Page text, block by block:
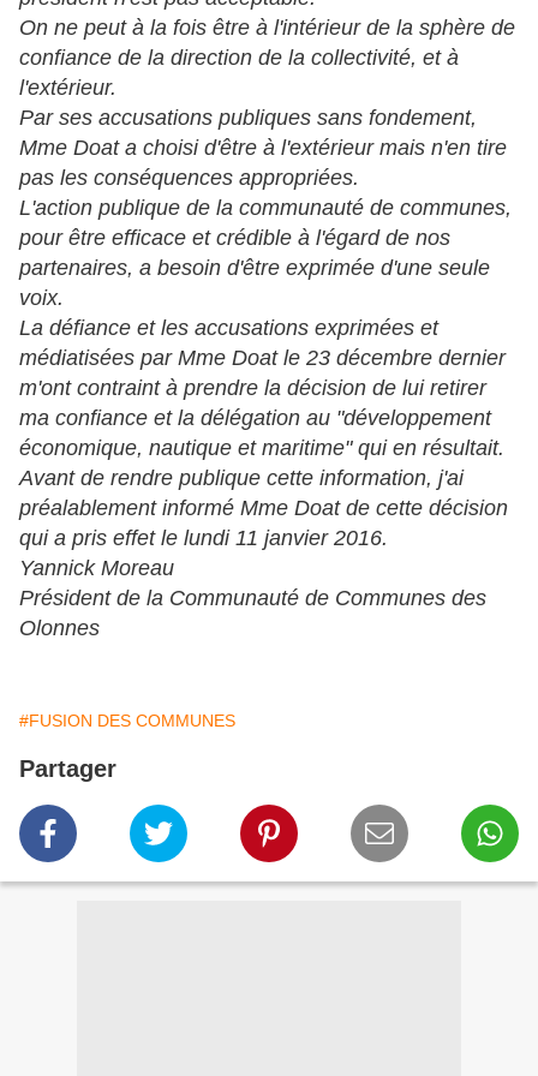
On ne peut à la fois être à l'intérieur de la sphère de
confiance de la direction de la collectivité, et à
l'extérieur.
Par ses accusations publiques sans fondement,
Mme Doat a choisi d'être à l'extérieur mais n'en tire
pas les conséquences appropriées.
L'action publique de la communauté de communes,
pour être efficace et crédible à l'égard de nos
partenaires, a besoin d'être exprimée d'une seule
voix.
La défiance et les accusations exprimées et
médiatisées par Mme Doat le 23 décembre dernier
m'ont contraint à prendre la décision de lui retirer
ma confiance et la délégation au "développement
économique, nautique et maritime" qui en résultait.
Avant de rendre publique cette information, j'ai
préalablement informé Mme Doat de cette décision
qui a pris effet le lundi 11 janvier 2016.
Yannick Moreau
Président de la Communauté de Communes des
Olonnes
#FUSION DES COMMUNES
Partager